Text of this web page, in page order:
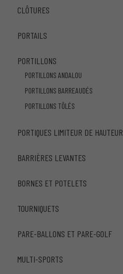
CLÔTURES
PORTAILS
PORTILLONS
PORTILLONS ANDALOU
PORTILLONS BARREAUDÉS
PORTILLONS TÔLÉS
PORTIQUES LIMITEUR DE HAUTEUR
BARRIÈRES LEVANTES
BORNES ET POTELETS
TOURNIQUETS
PARE-BALLONS ET PARE-GOLF
MULTI-SPORTS